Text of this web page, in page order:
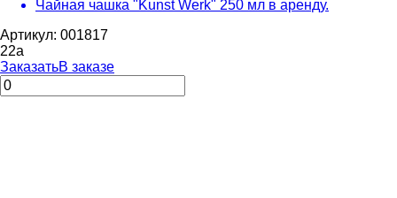
Чайная чашка "Kunst Werk" 250 мл в аренду.
Артикул: 001817
22a
ЗаказатьВ заказе